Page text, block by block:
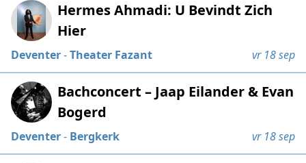
Hermes Ahmadi: U Bevindt Zich
Hier
Deventer-Theater Fazant vr 18 sep
Bachconcert – Jaap Eilander & Evan
Bogerd
Deventer- Bergkerk vr 18 sep